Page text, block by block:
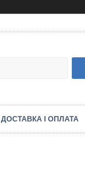
ДОСТАВКА І ОПЛАТА